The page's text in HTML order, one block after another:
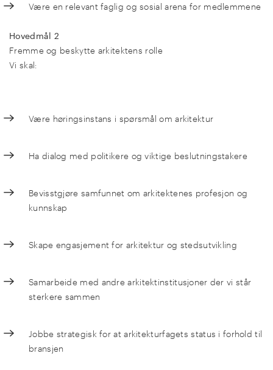
Være en relevant faglig og sosial arena for medlemmene
Hovedmål 2
Fremme og beskytte arkitektens rolle
Vi skal:
Være høringsinstans i spørsmål om arkitektur
Ha dialog med politikere og viktige beslutningstakere
Bevisstgjøre samfunnet om arkitektenes profesjon og
kunnskap
Skape engasjement for arkitektur og stedsutvikling
Samarbeide med andre arkitektinstitusjoner der vi står
sterkere sammen
Jobbe strategisk for at arkitekturfagets status i forhold til
bransjen